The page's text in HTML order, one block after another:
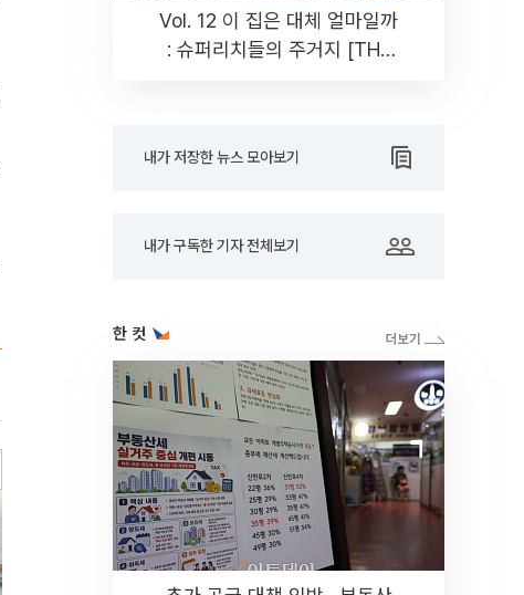
Vol. 12 이 집은 대체 얼마일까
: 슈퍼리치들의 주거지 [THE
내가 저장한 뉴스 모아보기
내가 구독한 기자 전체보기
한 컷